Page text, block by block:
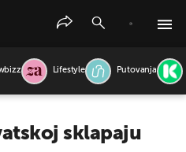
Lifestyle Putovanja
sklapaju